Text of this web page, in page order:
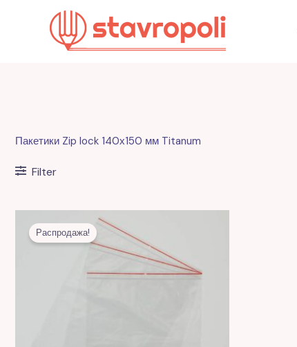
содержимому
Пакетики Zip lock 140х150 мм Titanum
Filter
Распродажа!
Первоначальная
цена
составляла
55,00 MDL.
17,00 MDL.